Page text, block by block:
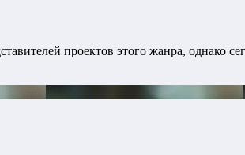
проектов этого жанра, однако